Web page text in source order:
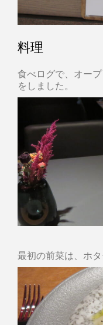
料理
食べログで、オー
をしました。
最初の前菜は、ホタ